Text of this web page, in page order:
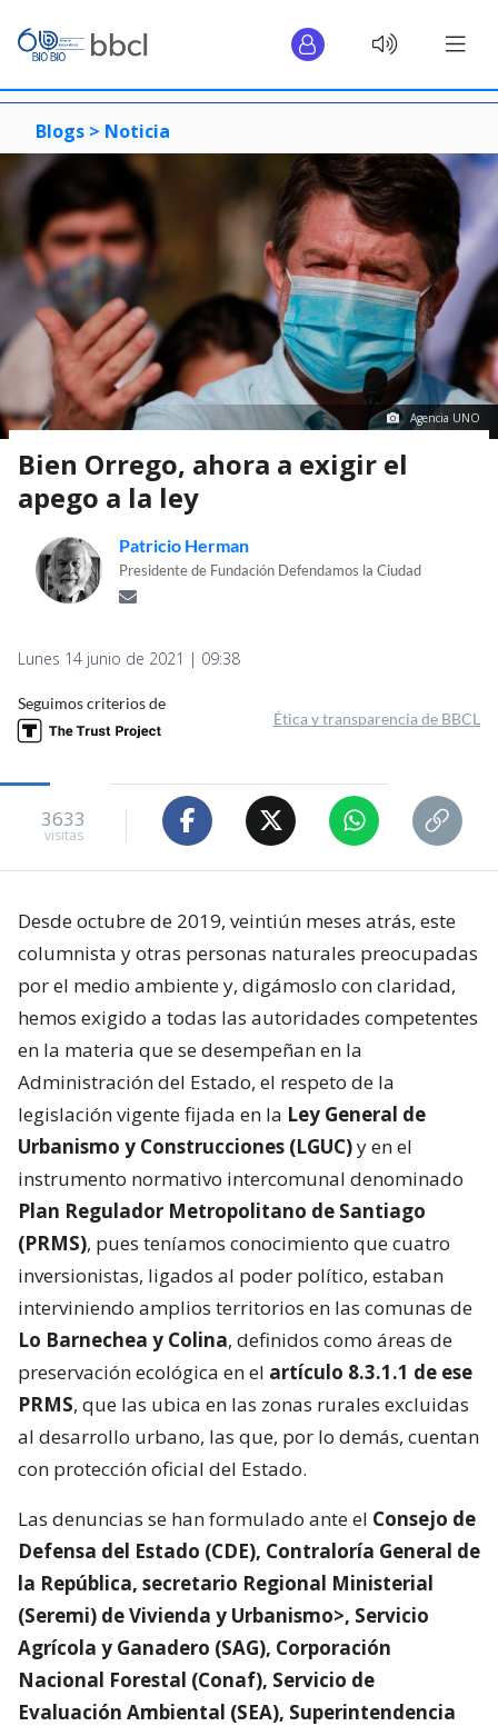
Blogs > Noticia
Agencia UNO
Bien Orrego, ahora a exigir el
apego a la ley
Patricio Herman
Presidente de Fundación Defendamos la Ciudad
Lunes 14 junio de 2021 | 09:38
Seguimos criterios de
Ética y transparencia de BBCL
3633
visitas
Desde octubre de 2019, veintiún meses atrás, este
columnista y otras personas naturales preocupadas
por el medio ambiente y, digámoslo con claridad,
hemos exigido a todas las autoridades competentes
en la materia que se desempeñan en la
Administración del Estado, el respeto de la
legislación vigente fijada en la Ley General de
Urbanismo y Construcciones (LGUC)y en el
instrumento normativo intercomunal denominado
Plan Regulador Metropolitano de Santiago
(PRMS), pues teníamos conocimiento que cuatro
inversionistas, ligados al poder político, estaban
interviniendo amplios territorios en las comunas de
Lo Barnechea y Colina, definidos como áreas de
preservación ecológica en el artículo 8.3.1.1 de ese
PRMS, que las ubica en las zonas rurales excluidas
al desarrollo urbano, las que, por lo demás, cuentan
con protección oficial del Estado.
Las denuncias se han formulado ante el Consejo de
Defensa del Estado (CDE), Contraloría General de
la República, secretario Regional Ministerial
(Seremi) de Vivienda y Urbanismo>, Servicio
Agrícola y Ganadero (SAG), Corporación
Nacional Forestal (Conaf), Servicio de
Evaluación Ambiental (SEA), Superintendencia